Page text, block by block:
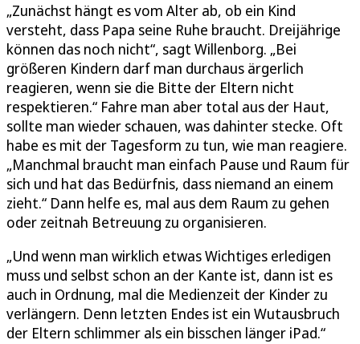
„Zunächst hängt es vom Alter ab, ob ein Kind
versteht, dass Papa seine Ruhe braucht. Dreijährige
können das noch nicht“, sagt Willenborg. „Bei
größeren Kindern darf man durchaus ärgerlich
reagieren, wenn sie die Bitte der Eltern nicht
respektieren.“ Fahre man aber total aus der Haut,
sollte man wieder schauen, was dahinter stecke. Oft
habe es mit der Tagesform zu tun, wie man reagiere.
„Manchmal braucht man einfach Pause und Raum für
sich und hat das Bedürfnis, dass niemand an einem
zieht.“ Dann helfe es, mal aus dem Raum zu gehen
oder zeitnah Betreuung zu organisieren.
„Und wenn man wirklich etwas Wichtiges erledigen
muss und selbst schon an der Kante ist, dann ist es
auch in Ordnung, mal die Medienzeit der Kinder zu
verlängern. Denn letzten Endes ist ein Wutausbruch
der Eltern schlimmer als ein bisschen länger iPad.“